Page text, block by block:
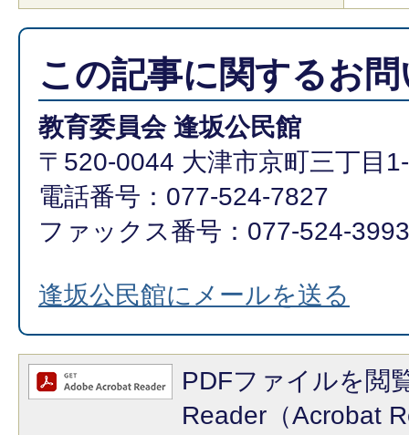
この記事に関するお
教育委員会 逢坂公民館
〒520-0044 大津市京町三丁目
電話番号：077-524-7827
ファックス番号：077-524-3993
逢坂公民館にメールを送る
PDFファイルを閲
Reader（Acrobat